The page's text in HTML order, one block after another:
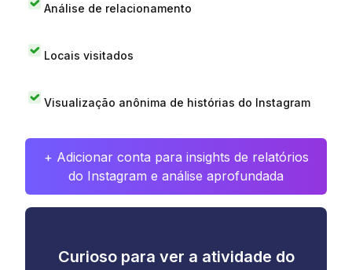
Análise de relacionamento
Locais visitados
Visualização anônima de histórias do Instagram
+ Adicionar conta para insights de relatórios
do Instagram e análise aprofundada
Curioso para ver a atividade do